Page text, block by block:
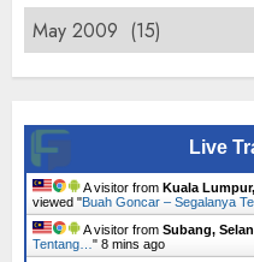
Archives
Live
A visitor from Kuala
viewed "Buah Goncar – Segalanya
A visitor from Subang,
Tentang… " 8 mins ago